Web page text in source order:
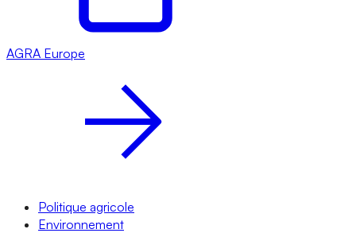
AGRA Europe
Politique agricole
Environnement